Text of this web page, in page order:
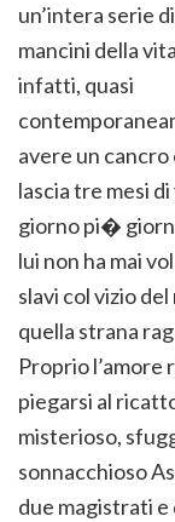
un’intera serie
mancini della
infatti, quasi
avere un cancro
lascia tre mesi
giorno pi�
lui non ha mai
slavi col vizio
quella strana
Proprio
piegarsi al
misterioso,
sonnacchioso
due magistrati e